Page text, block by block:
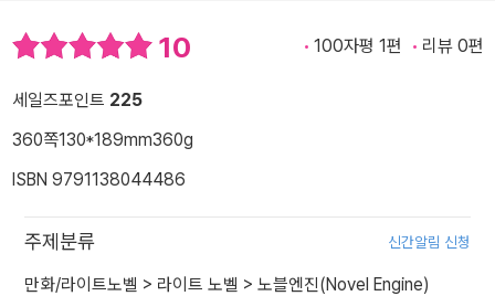
10 100자평 1편 리뷰 0편
세일즈포인트 225
360쪽130*189mm360g
ISBN 9791138044486
주제분류 신간알림 신청
만화/라이트노벨 > 라이트 노벨 > 노블엔진(Novel Engine)